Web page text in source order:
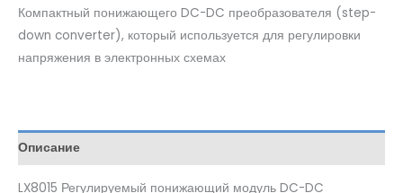
Компактный понижающего DC-DC преобразователя (step-
down converter), который используется для регулировки
напряжения в электронных схемах
Описание
LX8015 Регулируемый понижающий модуль DC-DC